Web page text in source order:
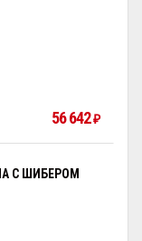
56 642₽
С ШИБЕРОМ